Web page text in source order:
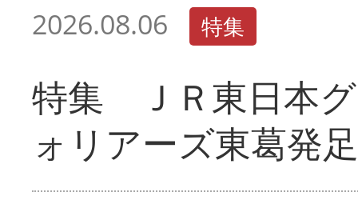
2026.08.06 特集
特集 ＪＲ東日本
ォリアーズ東葛発足